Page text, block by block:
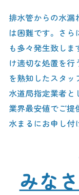
排水管からの水漏
は困難です。さら
も多々発生致し
け適切な処置を行
を熟知したスタッ
水道局指定業者と
業界最安値でご提
水まるにお申し付
みな